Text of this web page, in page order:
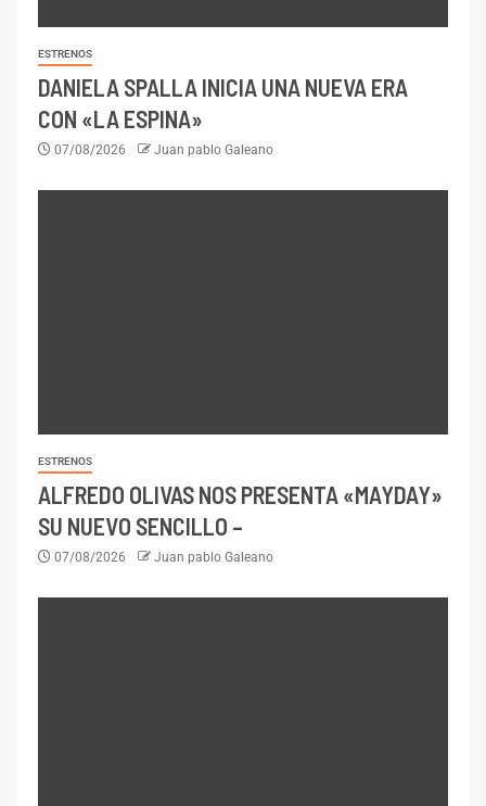
ESTRENOS
DANIELA SPALLA INICIA UNA NUEVA ERA
CON «LA ESPINA»
07/08/2026 Juan pablo Galeano
ESTRENOS
ALFREDO OLIVAS NOS PRESENTA «MAYDAY»
SU NUEVO SENCILLO –
07/08/2026 Juan pablo Galeano